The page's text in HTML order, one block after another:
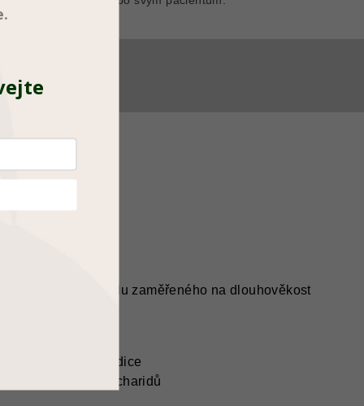
životního stylu zaměřeného na dlouhověkost
a tělesné kondice
nízký obsah sacharidů